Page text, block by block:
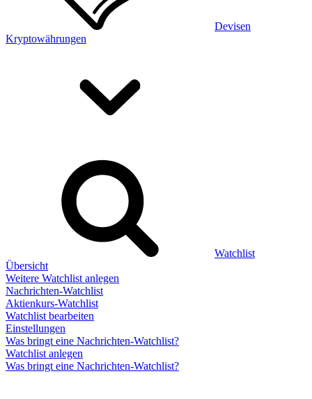
Devisen
Kryptowährungen
Watchlist
Übersicht
Weitere Watchlist anlegen
Nachrichten-Watchlist
Aktienkurs-Watchlist
Watchlist bearbeiten
Einstellungen
Was bringt eine Nachrichten-Watchlist?
Watchlist anlegen
Was bringt eine Nachrichten-Watchlist?